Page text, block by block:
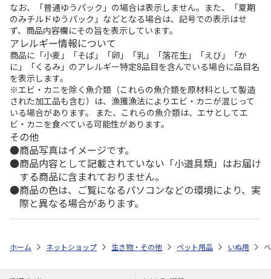
なお、「普通ゆうパック」の場合は表示しません。また、「夏期
のみチルドゆうパック」などとなる場合は、記号での表示はせ
ず、商品内容欄にその旨を表示しています。
アレルギー情報について
商品に「小麦」「そば」「卵」「乳」「落花生」「えび」「か
に」「くるみ」のアレルギー特定8品目を含んでいる場合に品目名
を表示します。
※エビ・カニを除く魚介類（これらの魚介類を原材料として製造
された加工品も含む）は、漁獲漁法によりエビ・カニが混じって
いる場合があります。 また、これらの魚介類は、エサとしてエ
ビ・カニを食べている可能性があります。
その他
商品写真はイメージです。
商品内容として記載されていない「小道具類」はお届け
する商品に含まれておりません。
商品の色は、ご覧になるパソコンなどの環境により、実
際と異なる場合があります。
ホーム ネットショップ 生き物・その他 ペット用品 いぬ用